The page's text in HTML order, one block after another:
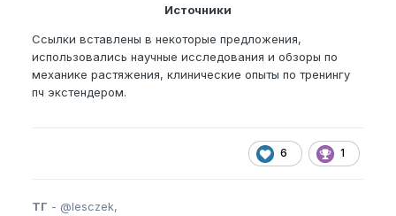
Источники
Ссылки вставлены в некоторые предложения,
использовались научные исследования и обзоры по
механике растяжения, клинические опыты по тренингу
пч экстендером.
6 1
ТГ - @lesczek,